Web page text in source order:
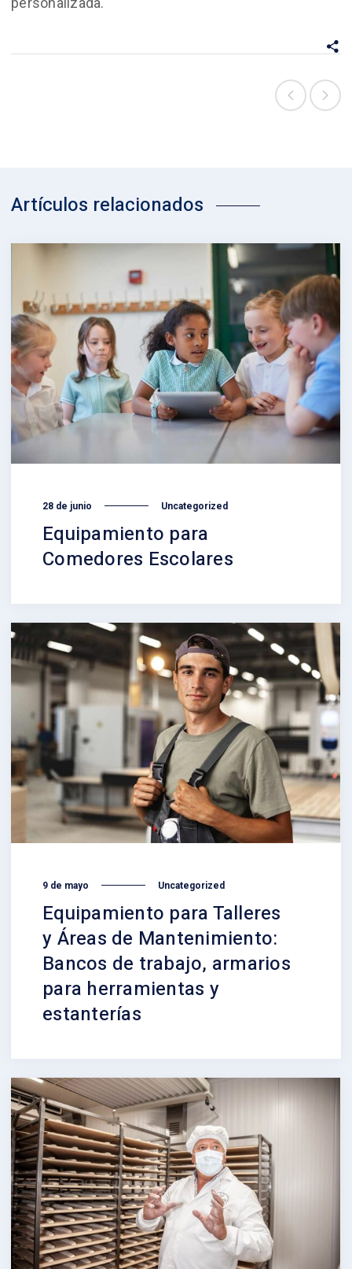
Artículos relacionados
28 de junio Uncategorized
Equipamiento para
Comedores Escolares
9 de mayo Uncategorized
Equipamiento para Talleres
y Áreas de Mantenimiento:
Bancos de trabajo, armarios
para herramientas y
estanterías